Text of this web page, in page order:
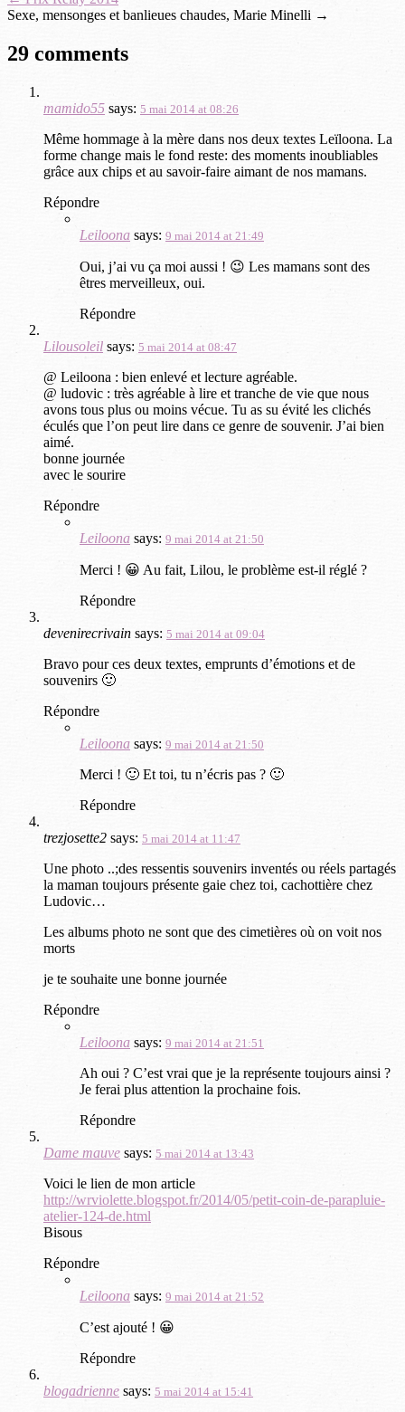
Sexe, mensonges et banlieues chaudes, Marie Minelli →
29 comments
mamido55 says: 5 mai 2014 at 08:26
Même hommage à la mère dans nos deux textes Leïloona. La
forme change mais le fond reste: des moments inoubliables
grâce aux chips et au savoir-faire aimant de nos mamans.
Répondre
Leiloona says: 9 mai 2014 at 21:49
Oui, j’ai vu ça moi aussi ! 😉 Les mamans sont des
êtres merveilleux, oui.
Répondre
Lilousoleil says: 5 mai 2014 at 08:47
@ Leiloona : bien enlevé et lecture agréable.
@ ludovic : très agréable à lire et tranche de vie que nous
avons tous plus ou moins vécue. Tu as su évité les clichés
éculés que l’on peut lire dans ce genre de souvenir. J’ai bien
aimé.
bonne journée
avec le sourire
Répondre
Leiloona says: 9 mai 2014 at 21:50
Merci ! 😀 Au fait, Lilou, le problème est-il réglé ?
Répondre
devenirecrivain says: 5 mai 2014 at 09:04
Bravo pour ces deux textes, emprunts d’émotions et de
souvenirs 🙂
Répondre
Leiloona says: 9 mai 2014 at 21:50
Merci ! 🙂 Et toi, tu n’écris pas ? 🙂
Répondre
trezjosette2 says: 5 mai 2014 at 11:47
Une photo ..;des ressentis souvenirs inventés ou réels partagés
la maman toujours présente gaie chez toi, cachottière chez
Ludovic…
Les albums photo ne sont que des cimetières où on voit nos
morts
je te souhaite une bonne journée
Répondre
Leiloona says: 9 mai 2014 at 21:51
Ah oui ? C’est vrai que je la représente toujours ainsi ?
Je ferai plus attention la prochaine fois.
Répondre
Dame mauve says: 5 mai 2014 at 13:43
Voici le lien de mon article
http://wrviolette.blogspot.fr/2014/05/petit-coin-de-parapluie-
atelier-124-de.html
Bisous
Répondre
Leiloona says: 9 mai 2014 at 21:52
C’est ajouté ! 😀
Répondre
blogadrienne says: 5 mai 2014 at 15:41